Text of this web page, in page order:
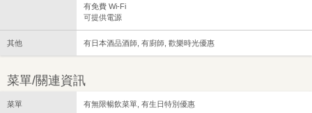
有免費 Wi-Fi
可提供電源
其他 有日本酒品酒師, 有廚師, 歡樂時光優惠
菜單/關連資訊
菜單 有無限暢飲菜單, 有生日特別優惠